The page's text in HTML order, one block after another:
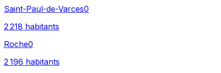
Saint-Paul-de-Varces0
2 218 habitants
Roche0
2 196 habitants